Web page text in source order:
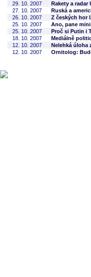
29. 10. 2007
Rakety a
27. 10. 2007
Ruská a
26. 10. 2007
Z českých hor
25. 10. 2007
Ano, pane
25. 10. 2007
Proč si Putin i
18. 10. 2007
Mediálně
12. 10. 2007
Nelehká úloha
12. 10. 2007
Ornitolog: